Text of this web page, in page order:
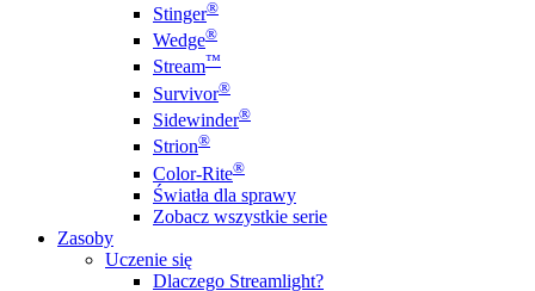
Stinger®
Wedge®
Stream™
Survivor®
Sidewinder®
Strion®
Color-Rite®
Światła dla sprawy
Zobacz wszystkie serie
Zasoby
Uczenie się
Dlaczego Streamlight?